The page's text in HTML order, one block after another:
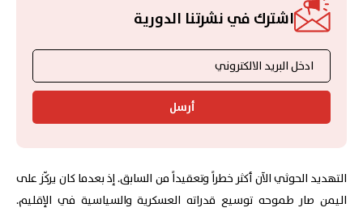
اشترك في نشرتنا الدورية
أرسل
التهديد الحوثي الآن أكثر خطراً وتعقيداً من السابق. إذ بعدما كان يركّز على
اليمن صار طموحه توسيع قدراته العسكرية والسياسية في الإقليم.